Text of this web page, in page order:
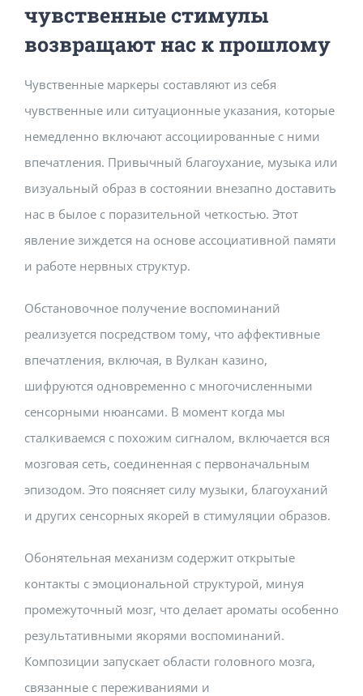
чувственные стимулы
возвращают нас к прошлому
Чувственные маркеры составляют из себя
чувственные или ситуационные указания, которые
немедленно включают ассоциированные с ними
впечатления. Привычный благоухание, музыка или
визуальный образ в состоянии внезапно доставить
нас в былое с поразительной четкостью. Этот
явление зиждется на основе ассоциативной памяти
и работе нервных структур.
Обстановочное получение воспоминаний
реализуется посредством тому, что аффективные
впечатления, включая, в Вулкан казино,
шифруются одновременно с многочисленными
сенсорными нюансами. В момент когда мы
сталкиваемся с похожим сигналом, включается вся
мозговая сеть, соединенная с первоначальным
эпизодом. Это поясняет силу музыки, благоуханий
и других сенсорных якорей в стимуляции образов.
Обонятельная механизм содержит открытые
контакты с эмоциональной структурой, минуя
промежуточный мозг, что делает ароматы особенно
результативными якорями воспоминаний.
Композиции запускает области головного мозга,
связанные с переживаниями и